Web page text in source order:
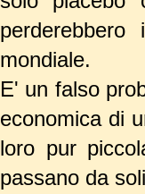
mondiale.
E' un falso
economica di
loro pur
passano da